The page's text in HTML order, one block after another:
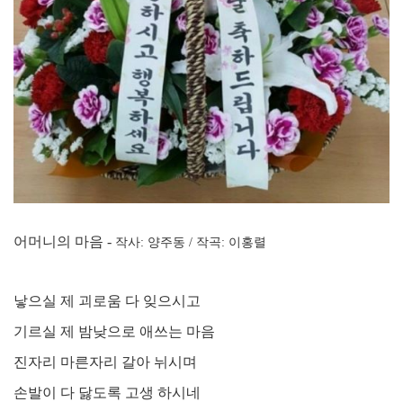
어머니의 마음 - 작사: 양주동 / 작곡: 이홍렬
낳으실 제 괴로움 다 잊으시고
기르실 제 밤낮으로 애쓰는 마음
진자리 마른자리 갈아 뉘시며
손발이 다 닳도록 고생 하시네